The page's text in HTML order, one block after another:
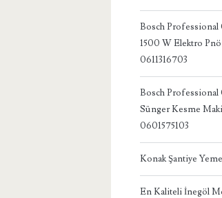
Bosch Professional
1500 W Elektro
0611316703
Bosch Professional
Sünger Kesme
0601575103
Konak Şantiye
En Kaliteli İnegöl